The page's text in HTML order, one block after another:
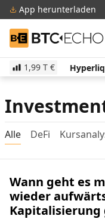
App herunterladen
BTC-ECHO
1,99 T €
513,98 € 1.50%
Alle DeFi
Wann geht es
wieder